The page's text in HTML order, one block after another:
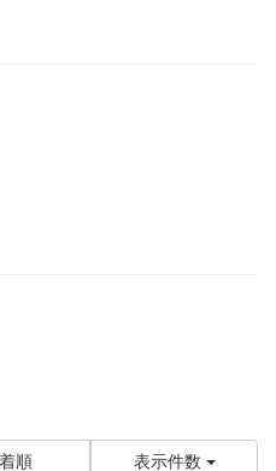
順 表示件数